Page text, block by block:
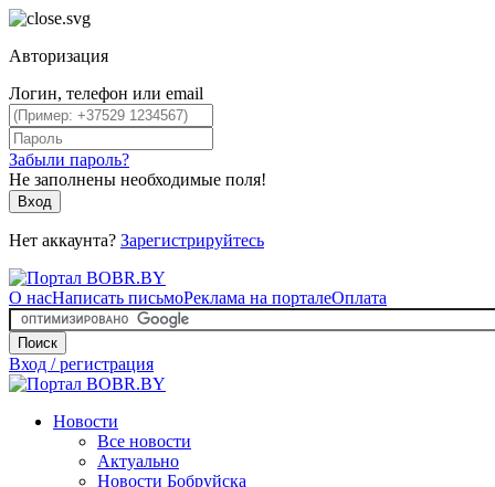
Авторизация
Логин, телефон или email
Забыли пароль?
Не заполнены необходимые поля!
Вход
Нет аккаунта? Зарегистрируйтесь
О насНаписать письмоРеклама на порталеОплата
Поиск
Вход / регистрация
Новости
Все новости
Актуально
Новости Бобруйска